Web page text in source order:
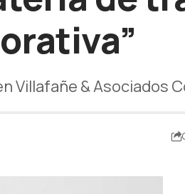
Villafañe & Asociados